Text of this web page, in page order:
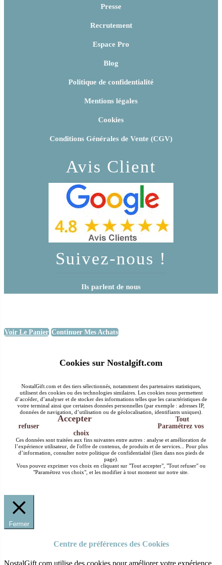
Presse
Recrutement
Espace Pro
Blog
Politique de confidentialité
Mentions légales
Cookies
Conditions Générales de Vente (CGV)
Avis Client
Suivez-nous !
Ils parlent de nous
Voir Le Panier Continuer Mes Achats
Cookies sur Nostalgift.com
NostalGift.com et des tiers sélectionnés, notamment des partenaires statistiques,
utilisent des cookies ou des technologies similaires. Les cookies nous permettent
d’accéder, d’analyser et de stocker des informations telles que les caractéristiques de
votre terminal ainsi que certaines données personnelles (par exemple : adresses IP,
données de navigation, d’utilisation ou de géolocalisation, identifiants uniques).
Accepter
Tout
refuser
Paramétrez vos
choix
Ces données sont traitées aux fins suivantes entre autres : analyse et amélioration de
l’expérience utilisateur, de l'offre de contenus, de produits et de services... Pour plus
d’information, consulter notre politique de confidentialité (lien dans nos pieds de
page).
Vous pouvez exprimer vos choix en cliquant sur "Tout accepter", "Tout refuser" ou
"Paramétrez vos choix", et les modifier à tout moment sur notre site.
Fermer
Centre de préférences des Cookies